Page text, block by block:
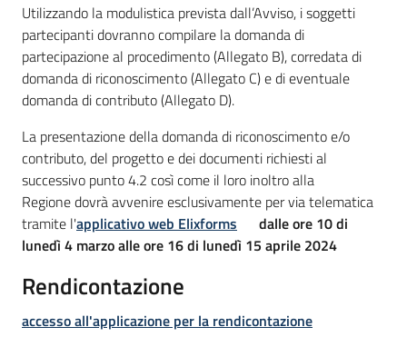
Utilizzando la modulistica prevista dall’Avviso, i soggetti
partecipanti dovranno compilare la domanda di
partecipazione al procedimento (Allegato B), corredata di
domanda di riconoscimento (Allegato C) e di eventuale
domanda di contributo (Allegato D).
La presentazione della domanda di riconoscimento e/o
contributo, del progetto e dei documenti richiesti al
successivo punto 4.2 così come il loro inoltro alla
Regione dovrà avvenire esclusivamente per via telematica
tramite l'applicativo web Elixforms
dalle ore 10 di
lunedì 4 marzo alle ore 16 di lunedì 15 aprile 2024
Rendicontazione
accesso all'applicazione per la rendicontazione